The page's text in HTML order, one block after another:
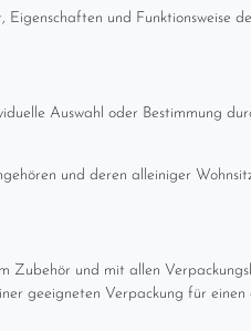
und Funktionsweise
Auswahl oder Bestimmung
und deren alleiniger
Zubehör und mit allen
geeigneten Verpackung für einen